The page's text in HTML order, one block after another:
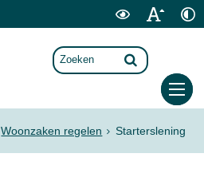
Woonzaken regelen Starterslening